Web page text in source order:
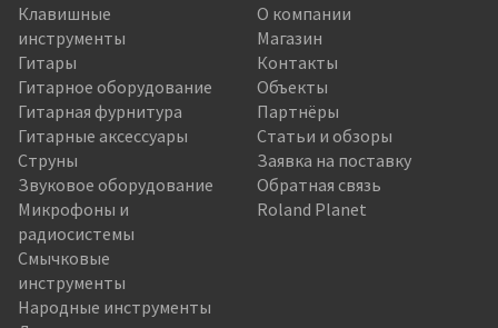
Клавишные
инструменты
Гитары
Гитарное оборудование
Гитарная фурнитура
Гитарные аксессуары
Струны
Звуковое оборудование
Микрофоны и
радиосистемы
Смычковые
инструменты
Народные инструменты
О компании
Магазин
Контакты
Объекты
Партнёры
Статьи и обзоры
Заявка на поставку
Обратная связь
Roland Planet